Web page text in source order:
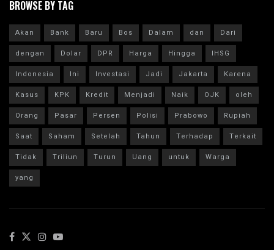
BROWSE BY TAG
Akan Bank Baru Bos Dalam dan
Dari
dengan
Dolar DPR Harga Hingga
IHSG
Indonesia
Ini Investasi Jadi Jakarta
Karena
Kasus
KPK Kredit Menjadi Naik OJK
oleh
Orang
Pasar Persen Polisi Prabowo
Rupiah
Saat
Saham Setelah Tahun Terhadap
Terkait
Tidak
Triliun Turun Uang untuk
Warga
yang